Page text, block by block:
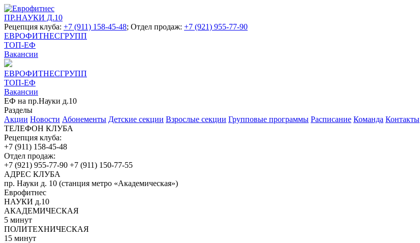
ПР.НАУКИ Д.10
Рецепция клуба: +7 (911) 158-45-48; Отдел продаж: +7 (921) 955-77-90
ЕВРОФИТНЕСГРУПП
ТОП-ЕФ
Вакансии
ЕВРОФИТНЕСГРУПП
ТОП-ЕФ
Вакансии
ЕФ на пр.Науки д.10
Разделы
Акции Новости Абонементы Детские секции Взрослые секции Групповые программы Расписание Команда Контакты
ТЕЛЕФОН КЛУБА
Рецепция клуба:
+7 (911) 158-45-48
Отдел продаж:
+7 (921) 955-77-90 +7 (911) 150-77-55
АДРЕС КЛУБА
пр. Науки д. 10 (станция метро «Академическая»)
Еврофитнес
НАУКИ д.10
АКАДЕМИЧЕСКАЯ
5 минут
ПОЛИТЕХНИЧЕСКАЯ
15 минут